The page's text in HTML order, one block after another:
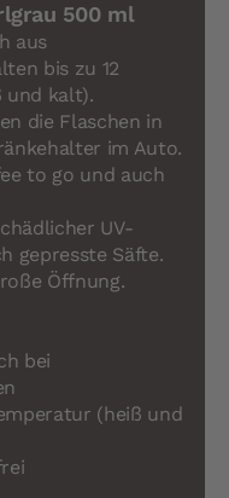
500 ml
aus
bis zu 12
und kalt).
die Flaschen in
im Auto.
to go und auch
UV-
gepresste Säfte.
Öffnung.
bei
(heiß und